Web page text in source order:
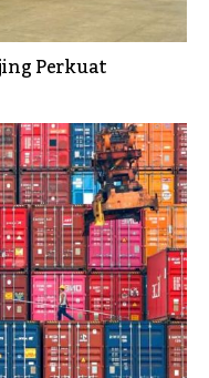
Perkuat